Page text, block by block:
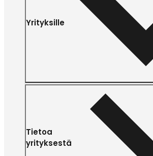
Yrityksille
Tietoa
yrityksestä